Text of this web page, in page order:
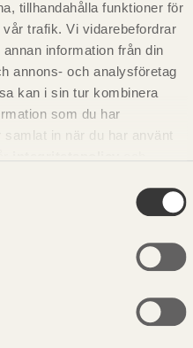
tillhandahålla funktioner för
trafik. Vi vidarebefordrar
information från din
annons- och analysföretag
kan i sin tur kombinera
som du har
in när du har använt
90x405